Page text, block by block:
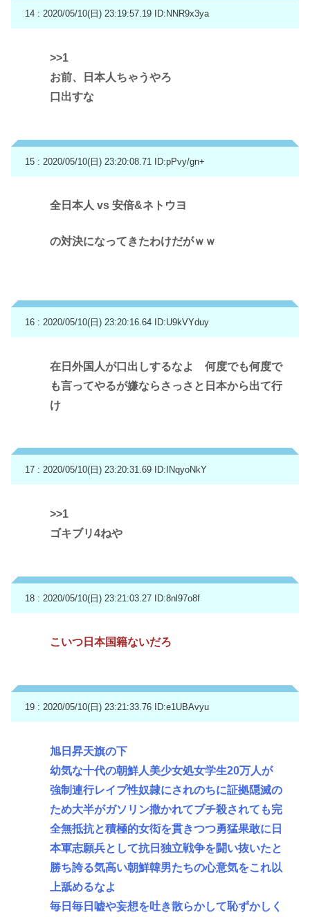
14 : 2020/05/10(日) 23:19:57.19 ID:NNR9x3ya
>>1
お前、日本人ちゃうやろ
口出すな
15 : 2020/05/10(日) 23:20:08.71 ID:pPvy/gn+
全日本人 vs 安倍&ネトウヨ
の対決になってきたわけだがｗｗ
16 : 2020/05/10(日) 23:20:16.64 ID:U9kVYduy
在日外国人が口出しするなよ 何度でも何度で
も言ってやるが嫌ならさっさと日本から出て行
け
17 : 2020/05/10(日) 23:20:31.69 ID:INqyoNkY
>>1
ゴキブリ4ねや
18 : 2020/05/10(日) 23:21:03.27 ID:8nl97o8f
こいつ日本国籍ないだろ
19 : 2020/05/10(日) 23:21:33.76 ID:e1UBAvyu
旭日昇天旗の下
幼気な十代の朝鮮人美少女処女学生20万人が
強制連行レイプ性奴隷にされのちに証拠隠滅の
ため大半がガソリン撒かれてブチ殺されても完
全無抵抗と積極的女衒を貫きつつ勇猛果敢に日
本軍志願兵として抗日独立戦争を闘い抜いたと
勝ち誇る気高い朝鮮韓男たちの心意気をこれ以
上舐めるなよ
毎日毎日嘘や妄想を吐き散らかして恥ずかしく